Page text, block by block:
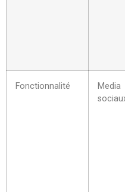
Fonctionnalité
Media